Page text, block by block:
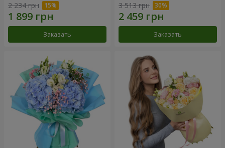
2 234 грн
Заказать
3 513 грн
Заказать